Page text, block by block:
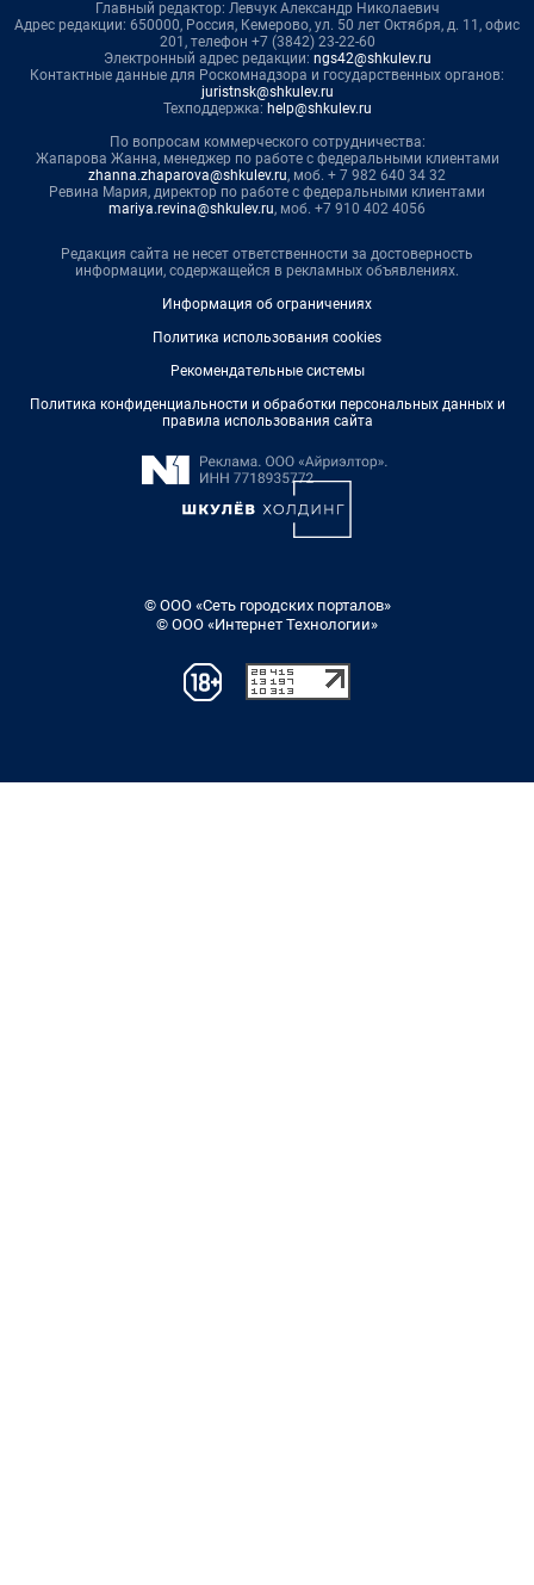
Главный редактор: Левчук Александр Николаевич
Адрес редакции: 650000, Россия, Кемерово, ул. 50 лет Октября, д. 11, офис
201, телефон +7 (3842) 23-22-60
Электронный адрес редакции: ngs42@shkulev.ru
Контактные данные для Роскомнадзора и государственных органов:
juristnsk@shkulev.ru
Техподдержка: help@shkulev.ru
По вопросам коммерческого сотрудничества:
Жапарова Жанна, менеджер по работе с федеральными клиентами
zhanna.zhaparova@shkulev.ru, моб. + 7 982 640 34 32
Ревина Мария, директор по работе с федеральными клиентами
mariya.revina@shkulev.ru, моб. +7 910 402 4056
Редакция сайта не несет ответственности за достоверность
информации, содержащейся в рекламных объявлениях.
Информация об ограничениях
Политика использования cookies
Рекомендательные системы
Политика конфиденциальности и обработки персональных данных и
правила использования сайта
© ООО «Сеть городских порталов»
© ООО «Интернет Технологии»